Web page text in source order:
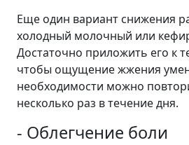
Еще один вариант снижения
холодный молочный или
Достаточно приложить его к
чтобы ощущение жжения
необходимости можно
несколько раз в течение дня.
- Облегчение боли